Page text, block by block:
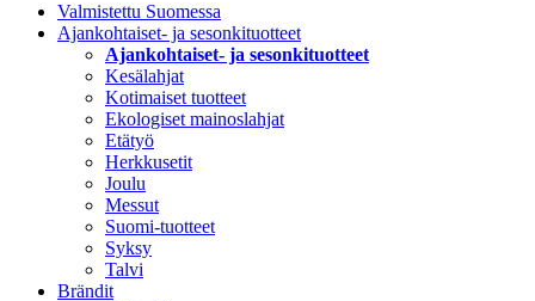
Valmistettu Suomessa
Ajankohtaiset- ja sesonkituotteet
Ajankohtaiset- ja sesonkituotteet
Kesälahjat
Kotimaiset tuotteet
Ekologiset mainoslahjat
Etätyö
Herkkusetit
Joulu
Messut
Suomi-tuotteet
Syksy
Talvi
Brändit